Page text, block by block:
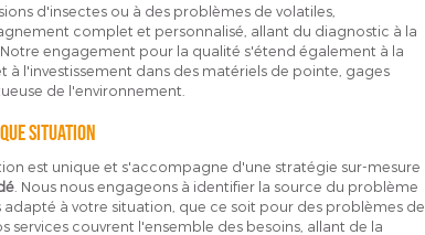
d'insectes ou à des problèmes de volatiles,
complet et personnalisé, allant du diagnostic à la
engagement pour la qualité s'étend également à la
l'investissement dans des matériels de pointe, gages
de l'environnement.
situation
est unique et s'accompagne d'une stratégie sur-mesure
. Nous nous engageons à identifier la source du problème
à votre situation, que ce soit pour des problèmes de
services couvrent l'ensemble des besoins, allant de la